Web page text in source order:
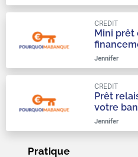
Mini prêt
CREDIT
Jennifer
Prêt
votre
qu’à moitié
CREDIT
Jennifer
Pratique